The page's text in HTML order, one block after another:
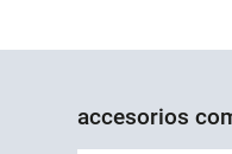
accesorios